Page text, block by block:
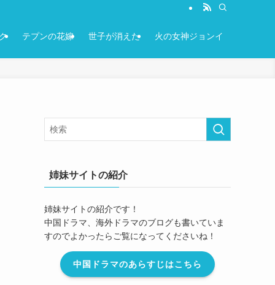
テプンの花嫁 世子が消えた 火の女神ジョンイ
姉妹サイトの紹介
姉妹サイトの紹介です！
中国ドラマ、海外ドラマのブログも書いていま
すのでよかったらご覧になってくださいね！
中国ドラマのあらすじはこちら